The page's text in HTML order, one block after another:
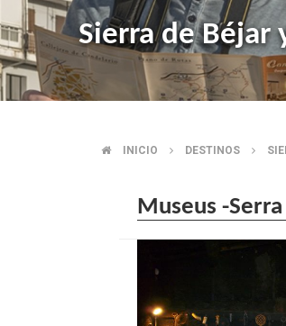
Sierra de Béjar
INICIO DESTINOS
Museus -